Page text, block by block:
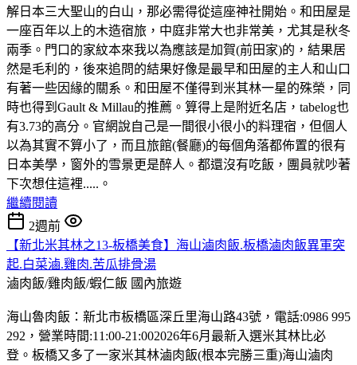
解日本三大聖山的白山，那必需得從這座神社開始。和田屋是
一座百年以上的木造宿旅，中庭非常大也非常美，尤其是秋冬
兩季。門口的家紋本來我以為應該是加賀(前田家)的，結果居
然是毛利的，後來追問的結果好像是最早和田屋的主人和山口
有著一些因緣的關系。和田屋不僅得到米其林一星的殊榮，同
時也得到Gault & Millau的推薦。算得上是附近名店，tabelog也
有3.73的高分。官網說自己是一間很小很小的料理宿，但個人
以為其實不算小了，而且旅館(餐廳)的每個角落都佈置的很有
日本美學，窗外的雪景更是醉人。都還沒有吃飯，團員就吵著
下次想住這裡.....。
繼續閱讀
2週前
【新北米其林之13-板橋美食】海山滷肉飯.板橋滷肉飯異軍突
起.白菜滷.雞肉.苦瓜排骨湯
滷肉飯/雞肉飯/蝦仁飯 國內旅遊
海山魯肉飯：新北市板橋區深丘里海山路43號，電話:0986 995
292，營業時間:11:00-21:002026年6月最新入選米其林比必
登。板橋又多了一家米其林滷肉飯(根本完勝三重)海山滷肉